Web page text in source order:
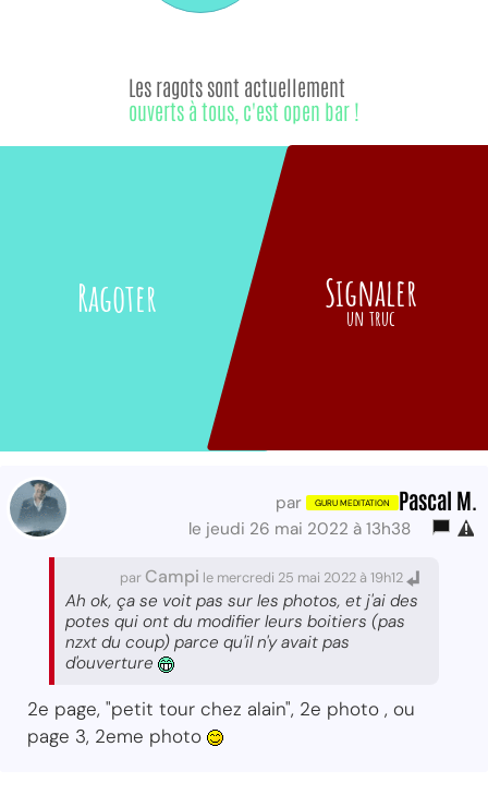
Ragoter
Les ragots sont actuellement
ouverts à tous, c'est open bar !
Signaler
un truc
par Pascal M.
le jeudi 26 mai 2022 à 13h38
par Campi le mercredi 25 mai 2022 à 19h12
Ah ok, ça se voit pas sur les photos, et j'ai des
potes qui ont du modifier leurs boitiers (pas
nzxt du coup) parce qu'il n'y avait pas
d'ouverture
2e page, "petit tour chez alain", 2e photo , ou
page 3, 2eme photo